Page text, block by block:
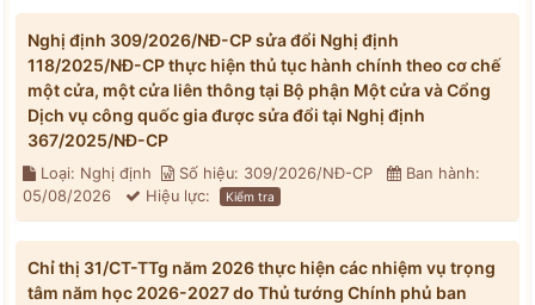
Nghị định 309/2026/NĐ-CP sửa đổi Nghị định
118/2025/NĐ-CP thực hiện thủ tục hành chính theo cơ chế
một cửa, một cửa liên thông tại Bộ phận Một cửa và Cổng
Dịch vụ công quốc gia được sửa đổi tại Nghị định
367/2025/NĐ-CP
Loại: Nghị định Số hiệu: 309/2026/NĐ-CP
Ban hành:
05/08/2026
Hiệu lực: Kiểm tra
Chỉ thị 31/CT-TTg năm 2026 thực hiện các nhiệm vụ trọng
tâm năm học 2026-2027 do Thủ tướng Chính phủ ban